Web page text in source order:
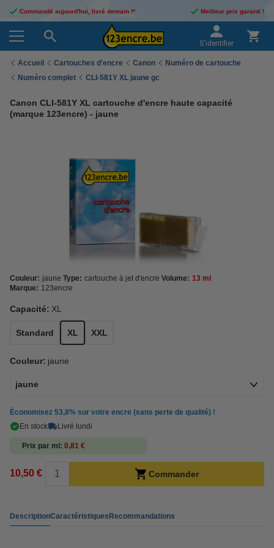
Commandé aujourd'hui, livré demain !* Meilleur prix garanti !
S'identifier
Accueil Cartouches d'encre Canon
Numéro de cartouche
Numéro complet
CLI-581Y XL jaune gc
Canon CLI-581Y XL cartouche d'encre haute capacité
(marque 123encre) - jaune
Couleur: jaune Type: cartouche à jet d'encre Volume: 13 ml
Marque: 123encre
Capacité: XL
Standard XL XXL
Couleur: jaune
jaune
Économisez 53,8% sur votre encre (sans perte de qualité) !
En stock
Livré lundi
Prix par ml 0,81 €
10,50 € Commander
DescriptionCaractéristiquesRecommandations